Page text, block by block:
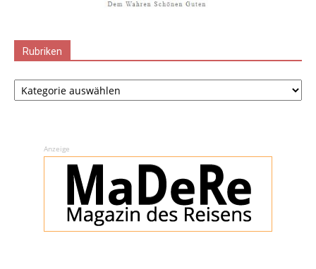
Rubriken
Rubriken
Anzeige